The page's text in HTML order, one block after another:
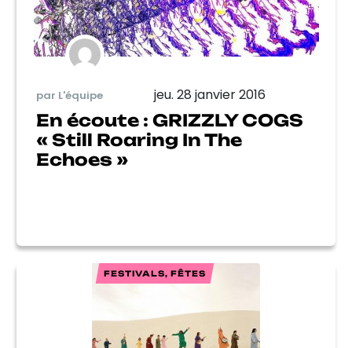
par L'équipe jeu. 28 janvier 2016
En écoute : GRIZZLY COGS
« Still Roaring In The
Echoes »
FESTIVALS, FÊTES